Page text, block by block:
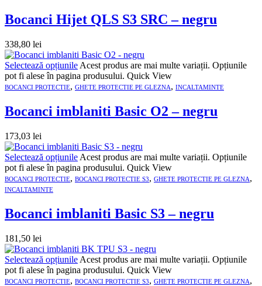
Bocanci Hijet QLS S3 SRC – negru
338,80 lei
Selectează opțiunile Acest produs are mai multe variații. Opțiunile
pot fi alese în pagina produsului. Quick View
BOCANCI PROTECTIE, GHETE PROTECTIE PE GLEZNA, INCALTAMINTE
Bocanci imblaniti Basic O2 – negru
173,03 lei
Selectează opțiunile Acest produs are mai multe variații. Opțiunile
pot fi alese în pagina produsului. Quick View
BOCANCI PROTECTIE, BOCANCI PROTECTIE S3, GHETE PROTECTIE PE GLEZNA,
INCALTAMINTE
Bocanci imblaniti Basic S3 – negru
181,50 lei
Selectează opțiunile Acest produs are mai multe variații. Opțiunile
pot fi alese în pagina produsului. Quick View
BOCANCI PROTECTIE, BOCANCI PROTECTIE S3, GHETE PROTECTIE PE GLEZNA,